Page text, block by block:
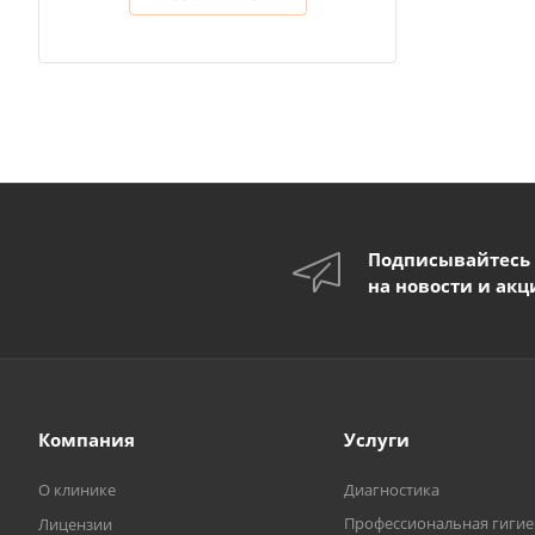
Подписывайтесь
на новости и
Компания
О клинике
Лицензии
Услуги
Диагностика
Профессиональная